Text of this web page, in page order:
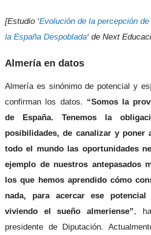
[Estudio ‘Evolución de la percepción
la España Despoblada‘ de Next
Almería en datos
Almería es sinónimo de potencial y
confirman los datos. “Somos la
de España. Tenemos la
posibilidades, de canalizar y poner
todo el mundo las oportunidades
ejemplo de nuestros antepasados
los que hemos aprendido cómo
nada, para acercar ese
viviendo el sueño almeriense”,
presidente de Diputación.